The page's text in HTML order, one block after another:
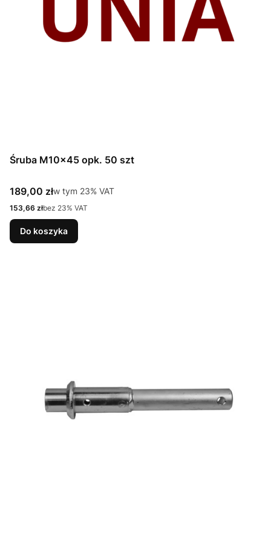
Śruba M10x45 opk. 50 szt
Cena brutto
189,00 złw tym %s VAT
w tym 23% VAT
Cena netto
153,66 złbez 23% VAT
Do koszyka